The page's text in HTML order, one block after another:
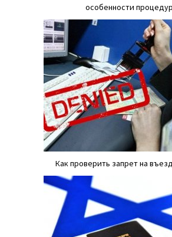
особенности
Как проверить запрет на